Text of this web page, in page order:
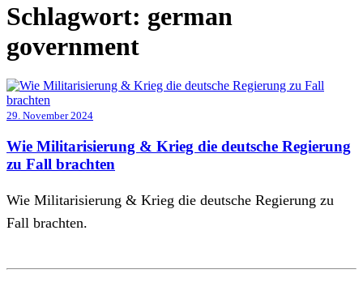
Schlagwort: german
government
29. November 2024
Wie Militarisierung & Krieg die deutsche Regierung
zu Fall brachten
Wie Militarisierung & Krieg die deutsche Regierung zu
Fall brachten.